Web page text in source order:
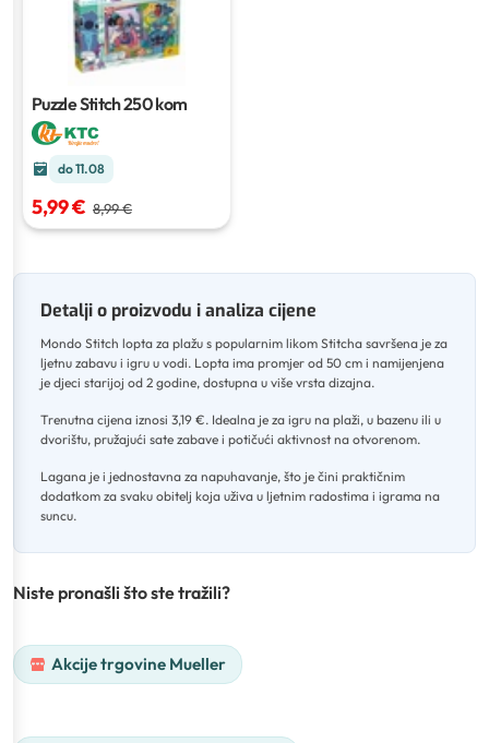
Puzzle Stitch250 kom
do 11.08
5,99 € 8,99 €
Detalji o proizvodu i analiza cijene
Mondo Stitch lopta za plažu s popularnim likom Stitcha savršena je za
ljetnu zabavu i igru u vodi. Lopta ima promjer od 50 cm i namijenjena
je djeci starijoj od 2 godine, dostupna u više vrsta dizajna.
Trenutna cijena iznosi 3,19 €. Idealna je za igru na plaži, u bazenu ili u
dvorištu, pružajući sate zabave i potičući aktivnost na otvorenom.
Lagana je i jednostavna za napuhavanje, što je čini praktičnim
dodatkom za svaku obitelj koja uživa u ljetnim radostima i igrama na
suncu.
Niste pronašli što ste tražili?
Akcije trgovine Mueller